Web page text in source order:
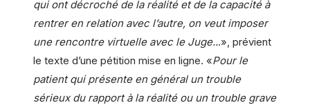
qui ont décroché de la réalité et de la capacité à
rentrer en relation avec l’autre, on veut imposer
une rencontre virtuelle avec le Juge...», prévient
le texte d’une pétition mise en ligne. «Pour le
patient qui présente en général un trouble
sérieux du rapport à la réalité ou un trouble grave